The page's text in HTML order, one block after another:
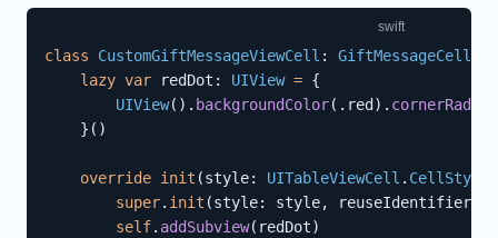
class CustomGiftMessageViewCell : GiftMessageCell
lazy var redDot : UIView = {
UIView( ) . backgroundColor( . red ) . cornerRadius
} ( )
override init (style: UITableViewCell . CellStyle
super. init (style: style, reuseIdentifier
self. addSubview( redDot)